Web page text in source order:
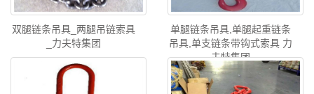
双腿链条吊具_两腿吊链索具
_力夫特集团
单腿链条吊具,单腿起重链条
吊具,单支链条带钩式索具 力
夫特集团